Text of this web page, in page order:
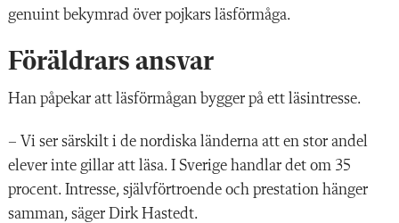
genuint bekymrad över pojkars läsförmåga.
Föräldrars ansvar
Han påpekar att läsförmågan bygger på ett läsintresse.
– Vi ser särskilt i de nordiska länderna att en stor andel
elever inte gillar att läsa. I Sverige handlar det om 35
procent. Intresse, självförtroende och prestation hänger
samman, säger Dirk Hastedt.